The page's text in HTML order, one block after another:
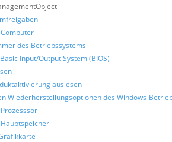
des Betriebssystems
Input/Output System (BIOS)
auslesen
Wiederherstellungsoptionen des Windows-